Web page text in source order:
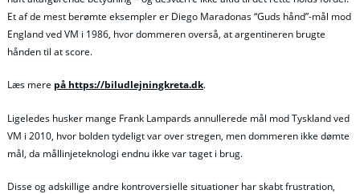
Et af de mest berømte eksempler er Diego Maradonas “Guds hånd”-mål mod
England ved VM i 1986, hvor dommeren overså, at argentineren brugte
hånden til at score.
Læs mere på https://biludlejningkreta.dk.
Ligeledes husker mange Frank Lampards annullerede mål mod Tyskland ved
VM i 2010, hvor bolden tydeligt var over stregen, men dommeren ikke dømte
mål, da mållinjeteknologi endnu ikke var taget i brug.
Disse og adskillige andre kontroversielle situationer har skabt frustration,